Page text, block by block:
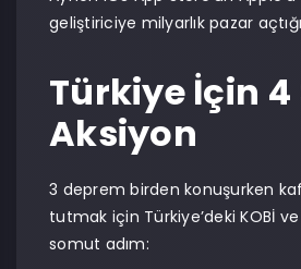
geliştiriciye milyarlık pazar
Türkiye İçin
Aksiyon
3 deprem birden konuşurken
tutmak için Türkiye’deki KOBİ
somut adım: